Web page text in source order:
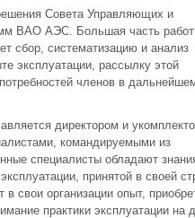
Совета Управляющих и
ВАО АЭС. Большая часть
сбор, систематизацию и анализ
эксплуатации, рассылку этой
членов в
директором и
командируемыми из
специалисты обладают
принятой в своей
в свои организации опыт,
практики эксплуатации на